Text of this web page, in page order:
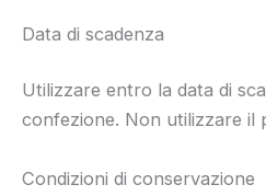
Data di scadenza
Utilizzare entro la data di
confezione. Non utilizzare il
Condizioni di conservazione